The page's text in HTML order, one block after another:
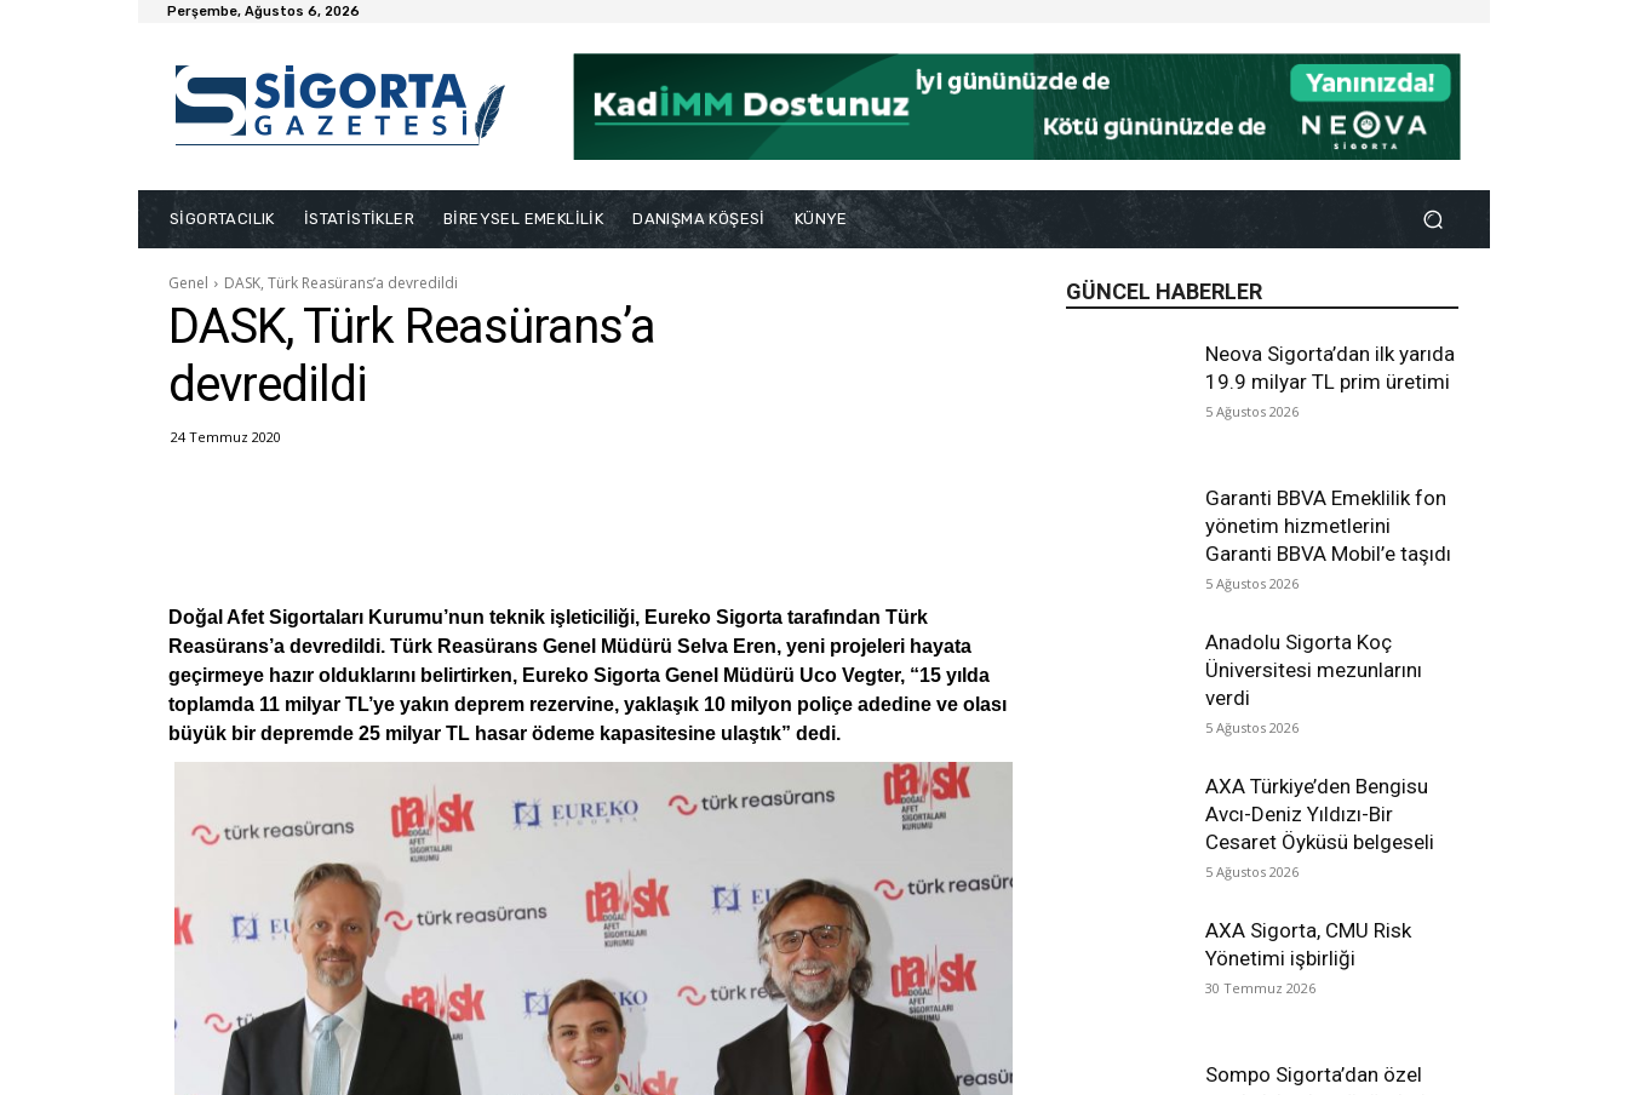
Perşembe, Ağustos 6, 2026
SİGORTACILIK İSTATİSTİKLER BİREYSEL EMEKLİLİK DANIŞMA KÖŞESİ KÜNYE
GÜNCEL HABERLER
Neova Sigorta’dan ilk yarıda
19.9 milyar TL prim üretimi
5 Ağustos 2026
Garanti BBVA Emeklilik fon
yönetim hizmetlerini
Garanti BBVA Mobil’e taşıdı
5 Ağustos 2026
Anadolu Sigorta Koç
Üniversitesi mezunlarını
verdi
5 Ağustos 2026
AXA Türkiye’den Bengisu
Avcı-Deniz Yıldızı-Bir
Cesaret Öyküsü belgeseli
5 Ağustos 2026
AXA Sigorta, CMU Risk
Yönetimi işbirliği
30 Temmuz 2026
Sompo Sigorta’dan özel
Genel DASK, Türk Reasürans’a devredildi
DASK, Türk Reasürans’a
devredildi
24 Temmuz 2020
Doğal Afet Sigortaları Kurumu’nun teknik işleticiliği, Eureko Sigorta tarafından Türk
Reasürans’a devredildi. Türk Reasürans Genel Müdürü Selva Eren, yeni projeleri hayata
geçirmeye hazır olduklarını belirtirken, Eureko Sigorta Genel Müdürü Uco Vegter, “15 yılda
toplamda 11 milyar TL’ye yakın deprem rezervine, yaklaşık 10 milyon poliçe adedine ve olası
büyük bir depremde 25 milyar TL hasar ödeme kapasitesine ulaştık” dedi.